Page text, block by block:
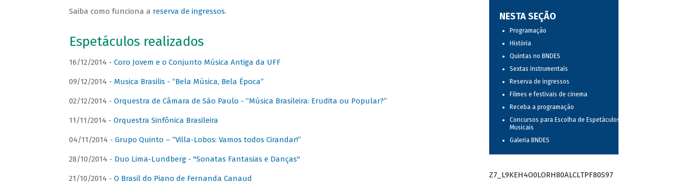
Saiba como funciona a reserva de ingressos.
Espetáculos realizados
16/12/2014 - Coro Jovem e o Conjunto Música Antiga da UFF
09/12/2014 - Musica Brasilis - “Bela Música, Bela Época”
02/12/2014 - Orquestra de Câmara de São Paulo - “Música Brasileira: Erudita ou Popular?”
11/11/2014 - Orquestra Sinfônica Brasileira
04/11/2014 - Grupo Quinto – “Villa-Lobos: Vamos todos Cirandar!”
28/10/2014 - Duo Lima-Lundberg - "Sonatas Fantasias e Danças"
21/10/2014 - O Brasil do Piano de Fernanda Canaud
NESTA SEÇÃO
Programação
História
Quintas no BNDES
Sextas instrumentais
Reserva de ingressos
Filmes e festivais de cinema
Receba a programação
Concursos para Escolha de Espetáculos
Musicais
Galeria BNDES
Z7_L9KEH4O0LORH80ALCLTPF80S97